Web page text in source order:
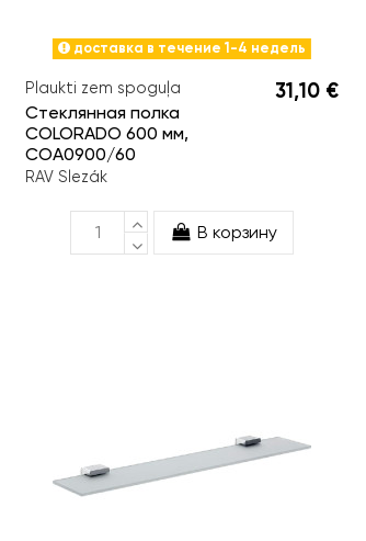
доставка в течение 1-4 недель
Plaukti zem spoguļa
Стеклянная полка
COLORADO 600 мм,
COA0900/60
RAV Slezák
31,10 €
В корзину